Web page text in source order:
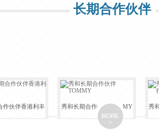
长期合作伙伴
作伙伴香港利丰
秀和长期合作伙伴TOMMY 秀